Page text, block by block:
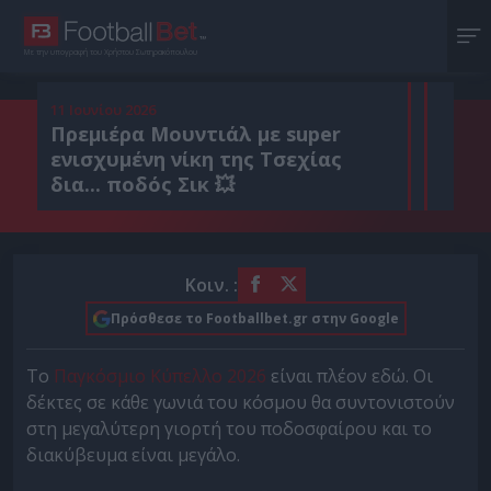
Με την υπογραφή του Χρήστου Σωτηρακόπουλου
11 Ιουνίου 2026
Πρεμιέρα Μουντιάλ με super
ενισχυμένη νίκη της Τσεχίας
δια... ποδός Σικ 💥
Κοιν. :
Πρόσθεσε το Footballbet.gr στην Google
Το Παγκόσμιο Κύπελλο 2026 είναι πλέον εδώ. Οι
δέκτες σε κάθε γωνιά του κόσμου θα συντονιστούν
στη μεγαλύτερη γιορτή του ποδοσφαίρου και το
διακύβευμα είναι μεγάλο.